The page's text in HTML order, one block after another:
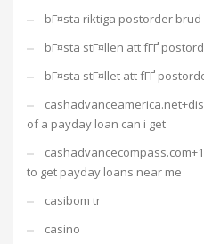
bГ¤sta riktiga postorder
bГ¤sta stГ¤llen att fГҐ
bГ¤sta stГ¤llet att fГҐ
of a payday loan can i get
to get payday loans near me
casibom tr
casino